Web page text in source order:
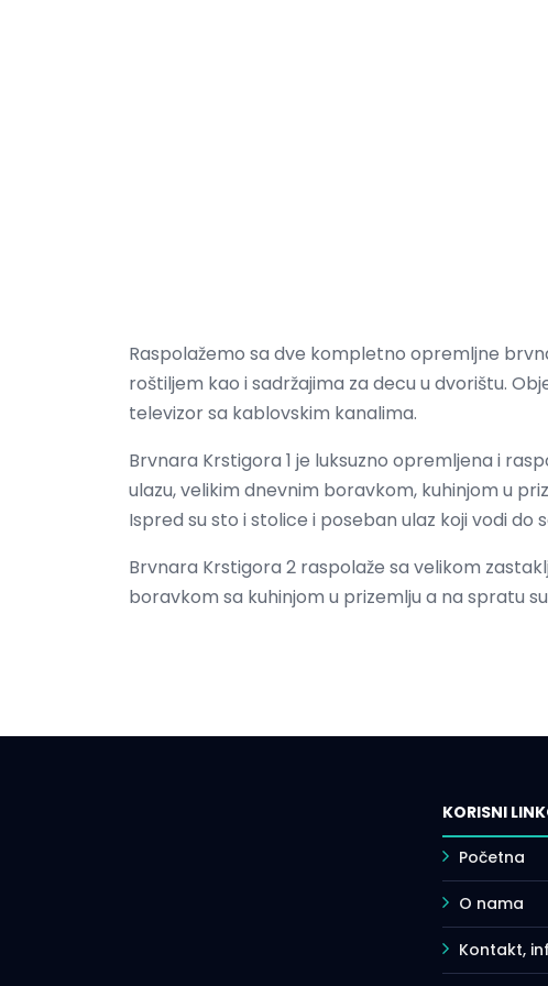
Raspolažemo sa dve kompletno opremljne
roštiljem kao i sadržajima za decu u dvorištu.
televizor sa kablovskim kanalima.
Brvnara Krstigora 1 je luksuzno opremljena i
ulazu, velikim dnevnim boravkom, kuhinjom u
Ispred su sto i stolice i poseban ulaz koji vodi do
Brvnara Krstigora 2 raspolaže sa velikom
boravkom sa kuhinjom u prizemlju a na spratu
KORISNI
Početna
O nama
Kontakt,